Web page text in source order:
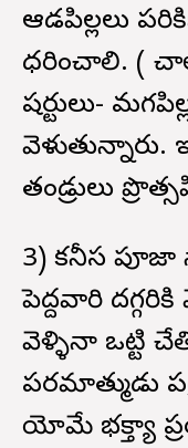
ఆడపిల్లలు
ధరించాలి. (
షర్టులు-
తండ్రులు
3) కనీస పూజా
పెద్దవారి
వెళ్ళినా ఒట్టి
పరమాత్ముడు
యోమే భక్త్యా